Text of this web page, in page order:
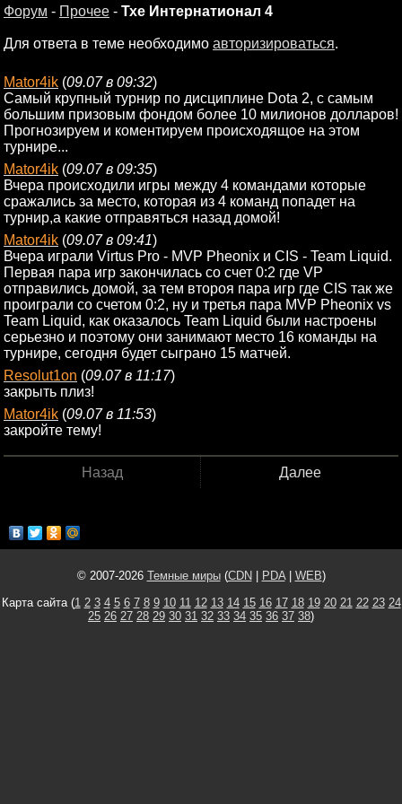
Форум - Прочее - Тхе Интернатионал 4
Для ответа в теме необходимо авторизироваться.
Mator4ik (09.07 в 09:32)
Самый крупный турнир по дисциплине Dota 2, с самым
большим призовым фондом более 10 милионов долларов!
Прогнозируем и коментируем происходящое на этом
турнире...
Mator4ik (09.07 в 09:35)
Вчера происходили игры между 4 командами которые
сражались за место, которая из 4 команд попадет на
турнир,а какие отправяться назад домой!
Mator4ik (09.07 в 09:41)
Вчера играли Virtus Pro - MVP Pheonix и CIS - Team Liquid.
Первая пара игр закончилась со счет 0:2 где VP
отправились домой, за тем второя пара игр где CIS так же
проиграли со счетом 0:2, ну и третья пара MVP Pheonix vs
Team Liquid, как оказалось Team Liquid были настроены
серьезно и поэтому они занимают место 16 команды на
турнире, сегодня будет сыграно 15 матчей.
Resolut1on (09.07 в 11:17)
закрыть плиз!
Mator4ik (09.07 в 11:53)
закройте тему!
Назад Далее
© 2007-2026 Темные миры(CDN PDA| WEB)
Карта сайта (1 2 3 4 5 6 7 8 9 10 11 12 13 14 15 16 17 18 19 20 21 22 23 24
25 26 27 28 29 30 31 32 33 34 35 36 37 38)